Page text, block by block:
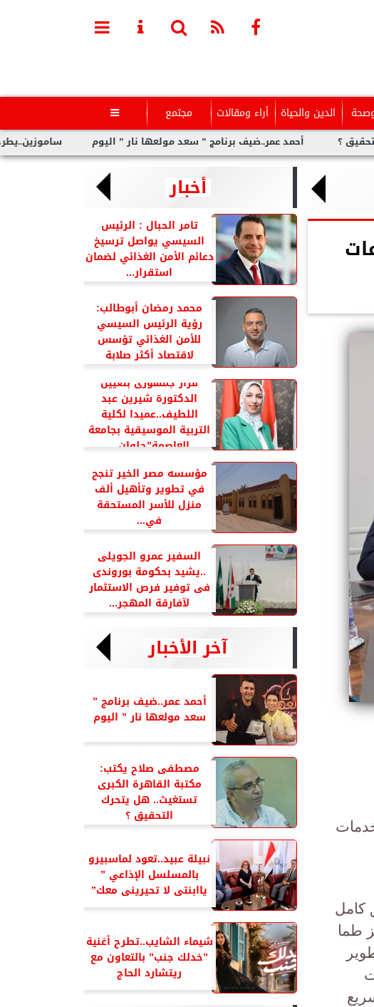
الدين والحياة أراء ومقالات مجتمع 
ساموزين..يطرح ” عيشنى” أحمد عمر..ضيف برنامج ” سعد مولعها نار ” اليوم
كامل
طما
أخبار
تامر الحبال : الرئيس
السيسي يواصل ترسيخ
دعائم الأمن الغذائي لضمان
استقرار...
محمد رمضان أبوطالب:
رؤية الرئيس السيسي
للأمن الغذائي تؤسس
لاقتصاد أكثر صلابة
قرار جمهورى بتعيين
الدكتورة شيرين عبد
اللطيف..عميدا لكلية
التربية الموسيقية بجامعة
العاصمة”حلوان...
مؤسسه مصر الخير تنجح
في تطوير وتأهيل ألف
منزل للأسر المستحقة
في...
السفير عمرو الجويلى
..يشيد بحكومة بوروندى
فى توفير فرص الاستثمار
لآفارقة المهجر...
آخر الأخبار
أحمد عمر..ضيف برنامج ”
سعد مولعها نار ” اليوم
مصطفى صلاح يكتب:
مكتبة القاهرة الكبرى
تستغيث.. هل يتحرك
التحقيق ؟
نبيلة عبيد..تعود لماسبيرو
بالمسلسل الإذاعي ”
ياابنتى لا تحيرينى معك”
شيماء الشايب..تطرح أغنية
”خدلك جنب” بالتعاون مع
ريتشارد الحاج